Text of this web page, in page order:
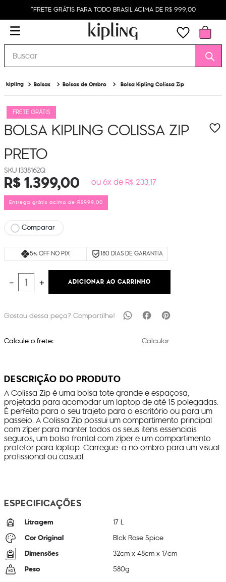
*FRETE GRÁTIS PARA TODO BRASIL ACIMA DE R$ 999,00
Buscar
Bolsas Bolsas de Ombro Bolsa Kipling Colissa Zip
FRETE GRÁTIS
BOLSA KIPLING COLISSA ZIP
PRETO
I338162Q
R$1.399,00 ou 6x de R$ 233,17
Entrega grátis acima de R$999,00
Comparar
5% OFF NO PIX 180 DIAS DE GARANTIA
＋
－ ADICIONAR AO CARRINHO
Calcule o frete: Calcular
DESCRIÇÃO DO PRODUTO
A Colissa Zip é uma bolsa tote grande e espaçosa,
projetada para acomodar um laptop de até 15 polegadas.
É perfeita para o seu trajeto para o escritório ou para um
passeio. A Colissa Zip possui um compartimento principal
com zíper para manter todos os seus itens essenciais
seguros, um bolso frontal com zíper e um compartimento
protetor para laptop. Carregue-a no ombro para um visual
profissional ou casual.
ESPECIFICAÇÕES
Litragem 17 L
Cor Original Blck Rose Spice
Dimensões 32cm x48cm x17cm
Peso 580g